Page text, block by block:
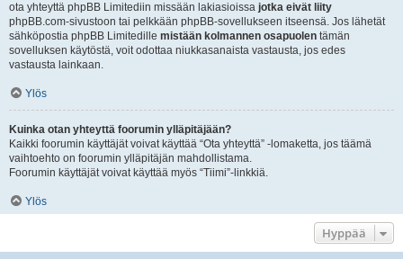
ota yhteyttä phpBB Limitediin missään lakiasioissa jotka eivät liity
phpBB.com-sivustoon tai pelkkään phpBB-sovellukseen itseensä. Jos lähetät
sähköpostia phpBB Limitedille mistään kolmannen osapuolen tämän
sovelluksen käytöstä, voit odottaa niukkasanaista vastausta, jos edes
vastausta lainkaan.
Ylös
Kuinka otan yhteyttä foorumin ylläpitäjään?
Kaikki foorumin käyttäjät voivat käyttää “Ota yhteyttä” -lomaketta, jos täämä
vaihtoehto on foorumin ylläpitäjän mahdollistama.
Foorumin käyttäjät voivat käyttää myös “Tiimi”-linkkiä.
Ylös
Hyppää